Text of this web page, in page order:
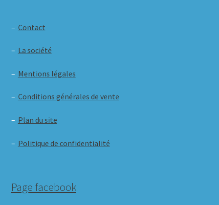
– Contact
– La société
– Mentions légales
– Conditions générales de vente
– Plan du site
– Politique de confidentialité
Page facebook